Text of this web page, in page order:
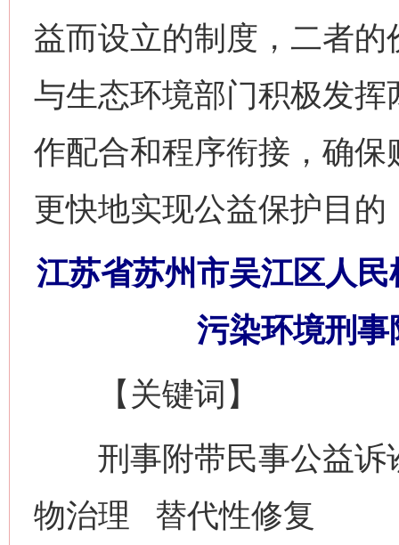
益而设立的制度，二者
与生态环境部门积极发
作配合和程序衔接，确
更快地实现公益保护目
江苏省苏州市吴江区人
污染环境刑
【关键词】
刑事附带民事公益诉
物治理 替代性修复